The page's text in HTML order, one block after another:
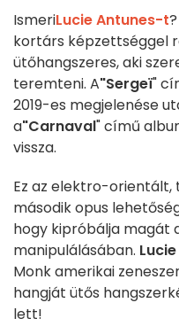
IsmeriLucie Antunes-t?
kortárs képzettséggel
ütőhangszeres, aki
teremteni. A"Sergeï"
2019-es megjelenése
a"Carnaval" című
vissza.
Ez az elektro-
második opus
hogy kipróbálja magát
manipulálásában.
Monk amerikai
hangját ütős
lett!